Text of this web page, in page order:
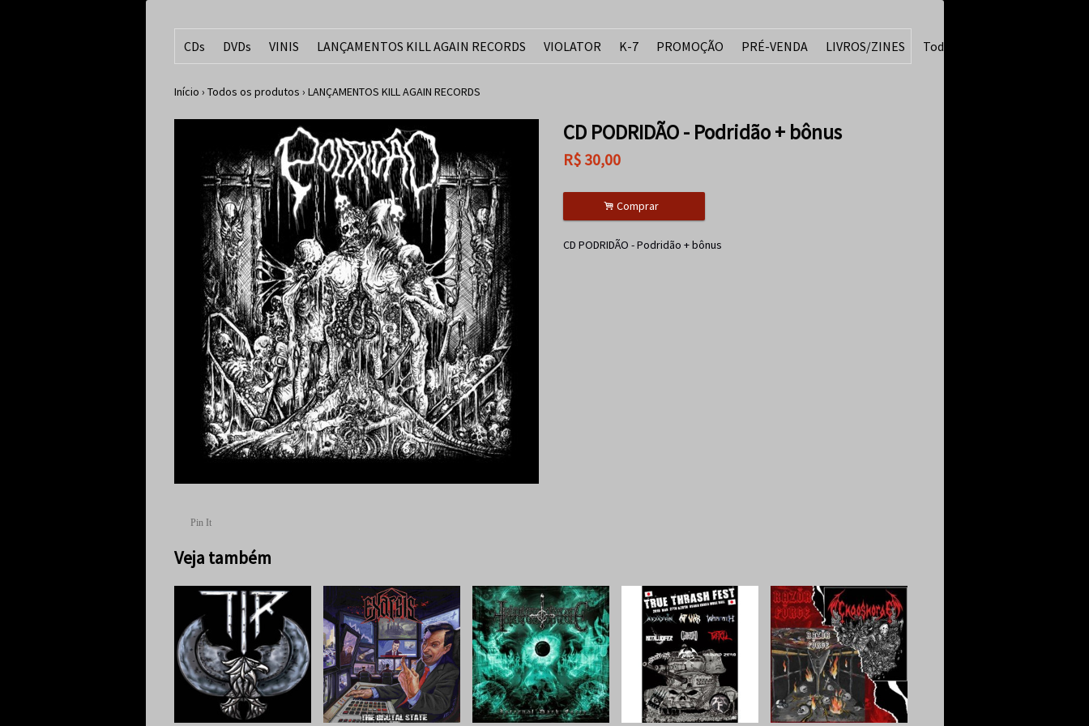
CDs DVDs VINIS LANÇAMENTOS KILL AGAIN RECORDS VIOLATOR K-7 PROMOÇÃO PRÉ-VENDA LIVROS/ZINES Todos
Início › Todos os produtos › LANÇAMENTOS KILL AGAIN RECORDS
Pin It
CD PODRIDÃO - Podridão + bônus
R$ 30,00
. Comprar
CD PODRIDÃO - Podridão + bônus
Veja também